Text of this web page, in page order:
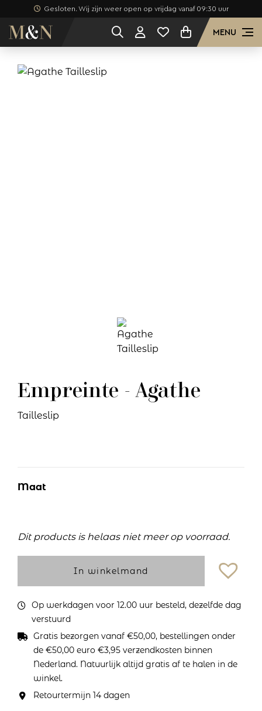
Gesloten. Wij zijn weer open op vrijdag vanaf 09:30 uur
MENU
Empreinte - Agathe
Tailleslip
Maat
Dit products is helaas niet meer op voorraad.
In winkelmand
Op werkdagen voor 12.00 uur besteld, dezelfde dag
verstuurd
Gratis bezorgen vanaf €50,00, bestellingen onder
de €50,00 euro €3,95 verzendkosten binnen
Nederland. Natuurlijk altijd gratis af te halen in de
winkel.
Retourtermijn 14 dagen